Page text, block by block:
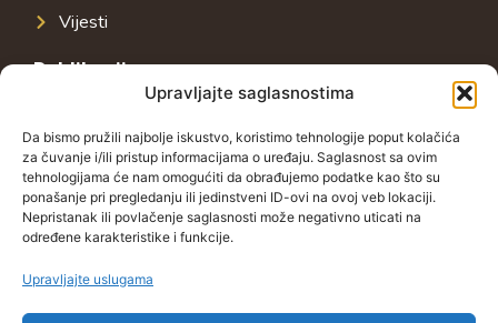
Upravljajte saglasnostima
Da bismo pružili najbolje iskustvo, koristimo tehnologije poput kolačića
za čuvanje i/ili pristup informacijama o uređaju. Saglasnost sa ovim
tehnologijama će nam omogućiti da obrađujemo podatke kao što su
ponašanje pri pregledanju ili jedinstveni ID-ovi na ovoj veb lokaciji.
Nepristanak ili povlačenje saglasnosti može negativno uticati na
određene karakteristike i funkcije.
Upravljajte uslugama
Vijesti
Publikacije
Javna infrastruktura u jugoistočnoj Evropi
Javni dug u jugoistočnoj Evropi
Porezni sistem u jugoistočnoj Evropi
Javno-privatna partnerstva u jugoistočnoj Evropi
Kontakt
Grbavička 32, 71000 Sarajevo
+38762772591